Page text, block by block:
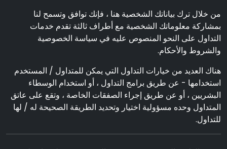
من خلال ترك بياناتك الشخصية هنا ، فإنك توافق وتسمح لنا
بمشاركة معلوماتك الشخصية مع أطراف ثالثة تقدم خدمات
التداول على النحو المنصوص عليه في سياسة الخصوصية
والشروط والأحكام.
هناك العديد من خيارات التداول التي يمكن للمتداول / المستخدم
استخدامها - عن طريق برامج التداول ، أو استخدام الوسطاء
البشريين ، أو عن طريق إجراء الصفقات الخاصة ، وتقع على عاتق
المتداول وحده مسؤولية اختيار وتحديد الطريقة الصحيحة له / لها
للتداول.